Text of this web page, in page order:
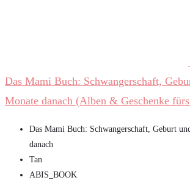
Das Mami Buch: Schwangerschaft,
Monate danach (Alben & Geschenke
Das Mami Buch: Schwangerschaft, Geburt
danach
Tan
ABIS_BOOK